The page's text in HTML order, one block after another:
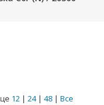
12| 24| 48| Все